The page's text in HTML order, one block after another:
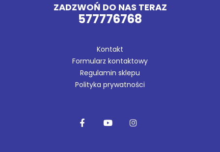
ZADZWOŃ DO NAS TERAZ
577776768
Kontakt
Formularz kontaktowy
Regulamin sklepu
Polityka prywatności